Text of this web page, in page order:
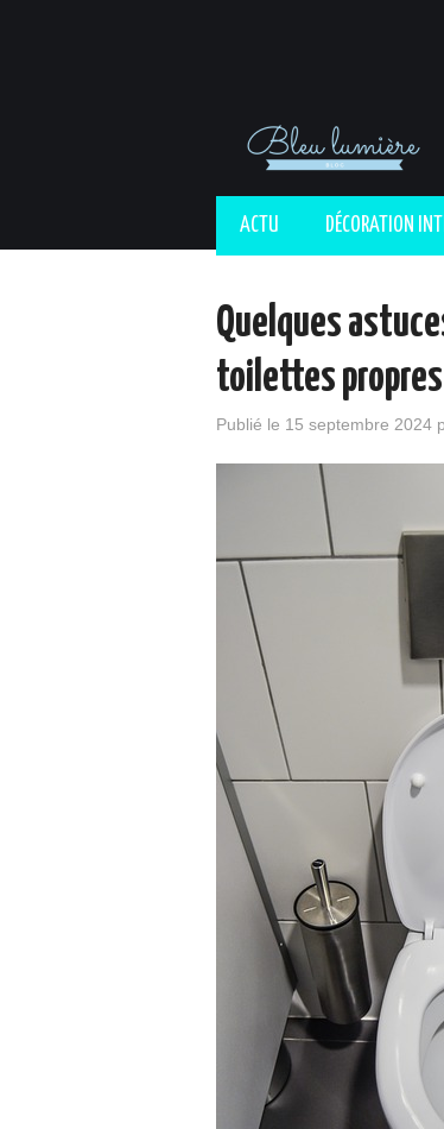
ACTU DÉCORATION
Quelques
toilettes propres
Publié le 15 septembre 2024